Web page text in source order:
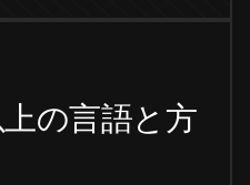
の言語と方